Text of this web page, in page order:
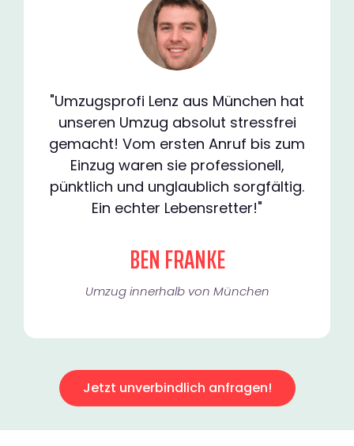
"Umzugsprofi Lenz aus München hat
unseren Umzug absolut stressfrei
gemacht! Vom ersten Anruf bis zum
Einzug waren sie professionell,
pünktlich und unglaublich sorgfältig.
Ein echter Lebensretter!"
BEN FRANKE
Umzug innerhalb von München​
Jetzt unverbindlich anfragen!